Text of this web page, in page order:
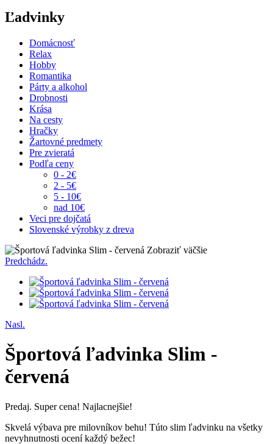
Ľadvinky
Domácnosť
Relax
Hobby
Romantika
Párty a alkohol
Drobnosti
Krása
Na cesty
Hračky
Žartovné predmety
Pre zvieratá
Podľa ceny
0 - 2€
2 - 5€
5 - 10€
nad 10€
Veci pre dojčatá
Slovenské výrobky z dreva
Zobraziť väčšie
Predchádz.
Nasl.
Športová ľadvinka Slim -
červená
Predaj. Super cena! Najlacnejšie!
Skvelá výbava pre milovníkov behu! Túto slim ľadvinku na všetky
nevyhnutnosti ocení každý bežec!